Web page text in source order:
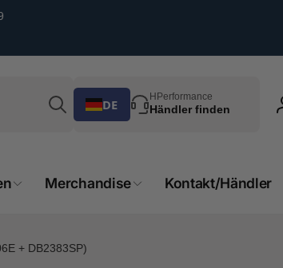
Suchen
DE
HPerformance
Händler finden
Merchandise Kontakt/Händler
+ DB2383SP)